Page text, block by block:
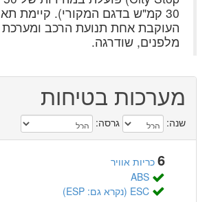
30 קמ"ש בדגם המקורי). קיימת
העוקבת אחת תנועת הרכב ומערכת
מלפנים, שודרגה.
מערכות בטיחות
שנה: גרסה:
6 כריות אוויר
ABS
ESC (נקרא גם: ESP)